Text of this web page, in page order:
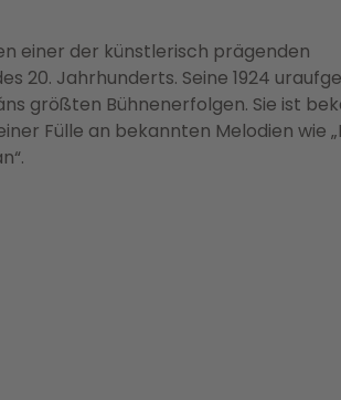
einer der künstlerisch prägenden
20. Jahrhunderts. Seine 1924
größten Bühnenerfolgen. Sie ist
Fülle an bekannten Melodien wie